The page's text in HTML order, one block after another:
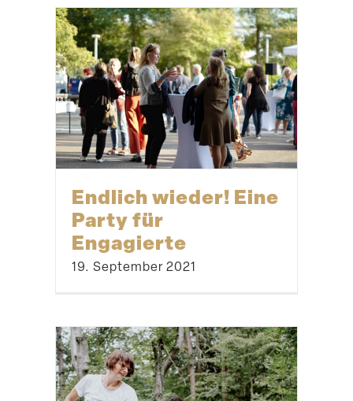
Endlich wieder! Eine
Party für
Engagierte
19. September 2021